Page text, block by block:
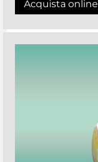
Acquista online